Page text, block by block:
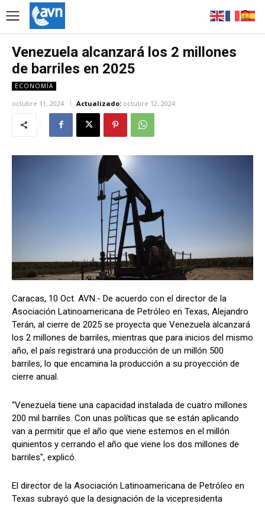
Venezuela alcanzará los 2 millones
de barriles en 2025
ECONOMÍA
octubre 11, 2024 Actualizado: octubre 12, 2024
Caracas, 10 Oct. AVN.- De acuerdo con el director de la
Asociación Latinoamericana de Petróleo en Texas, Alejandro
Terán, al cierre de 2025 se proyecta que Venezuela alcanzará
los 2 millones de barriles, mientras que para inicios del mismo
año, el país registrará una producción de un millón 500
barriles, lo que encamina la producción a su proyección de
cierre anual.
“Venezuela tiene una capacidad instalada de cuatro millones
200 mil barriles. Con unas políticas que se están aplicando
van a permitir que el año que viene estemos en el millón
quinientos y cerrando el año que viene los dos millones de
barriles", explicó.
El director de la Asociación Latinoamericana de Petróleo en
Texas subrayó que la designación de la vicepresidenta